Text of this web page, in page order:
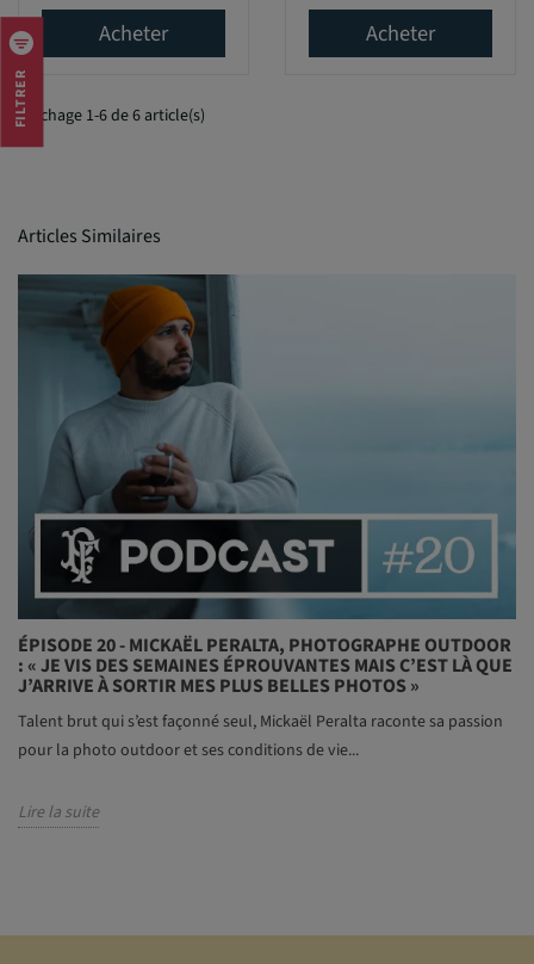
FILTRER
Acheter Acheter
Affichage 1-6 de 6 article(s)
Articles Similaires
ÉPISODE 20 - MICKAËL PERALTA, PHOTOGRAPHE OUTDOOR
: « JE VIS DES SEMAINES ÉPROUVANTES MAIS C’EST LÀ QUE
J’ARRIVE À SORTIR MES PLUS BELLES PHOTOS »
Talent brut qui s’est façonné seul, Mickaël Peralta raconte sa passion
pour la photo outdoor et ses conditions de vie...
Lire la suite